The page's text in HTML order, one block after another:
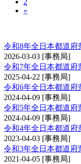
2
»
令和8年全日本都道
2026-03-03 [事務局]
令和7年全日本都道
2025-04-22 [事務局]
令和6年全日本都道
2024-04-09 [事務局]
令和5年全日本都道
2024-04-09 [事務局]
令和4年全日本都道
2023-04-03 [事務局]
令和3年全日本都道
2021-04-05 [事務局]